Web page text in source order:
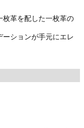
枚革を配した一枚革の
ションが手元にエレ